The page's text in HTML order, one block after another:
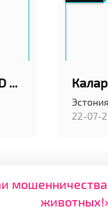
GRANIIDIST HAUAKIVID TALLINNAS ANUBIS EESTI OÜ
22-07-